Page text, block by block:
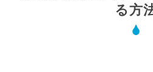
る方